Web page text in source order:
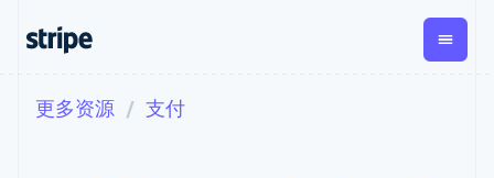
支付
按企业阶段
文档学习
更多资源 支付